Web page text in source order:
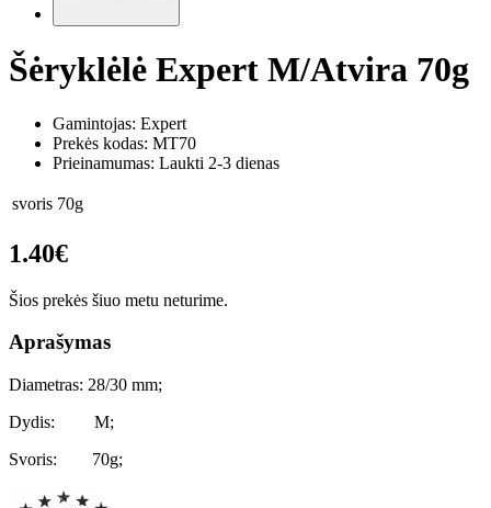
Šėryklėlė Expert M/Atvira 70g
Gamintojas: Expert
Prekės kodas: MT70
Prieinamumas: Laukti 2-3 dienas
svoris 70g
1.40€
Šios prekės šiuo metu neturime.
Aprašymas
Diametras: 28/30 mm;
Dydis: M;
Svoris: 70g;